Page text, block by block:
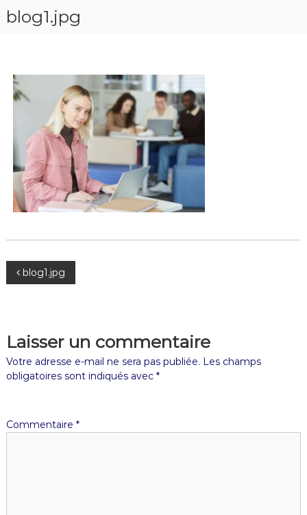
blog1.jpg
blog1.jpg
Laisser un commentaire
Votre adresse e-mail ne sera pas publiée. Les champs
obligatoires sont indiqués avec *
Commentaire *